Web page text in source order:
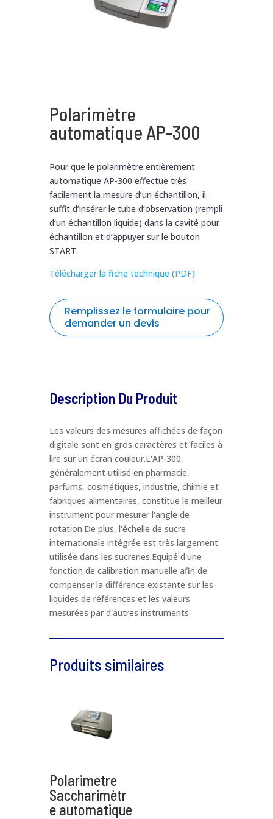
Polarimètre
automatique AP-300
Pour que le polarimètre entièrement
automatique AP-300 effectue très
facilement la mesure d’un échantillon, il
suffit d’insérer le tube d’observation (rempli
d’un échantillon liquide) dans la cavité pour
échantillon et d’appuyer sur le bouton
START.
Télécharger la fiche technique (PDF)
Remplissez le formulaire pour
demander un devis
de
atago
Prénom*
Entreprise / Organisation*
La fonction*
Nom de produit*
Téléphone*
Description Du Produit
Les valeurs des mesures affichées de façon
digitale sont en gros caractères et faciles à
lire sur un écran couleur.L'AP-300,
généralement utilisé en pharmacie,
parfums, cosmétiques, industrie, chimie et
fabriques alimentaires, constitue le meilleur
instrument pour mesurer l'angle de
rotation.De plus, l'échelle de sucre
internationale intégrée est très largement
utilisée dans les sucreries.Equipé d'une
fonction de calibration manuelle afin de
compenser la différence existante sur les
liquides de références et les valeurs
mesurées par d'autres instruments.
Produits similaires
Polarimetre
Saccharimètr
e automatique